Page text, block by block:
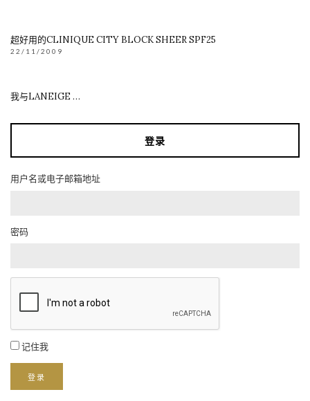
超好用的CLINIQUE CITY BLOCK SHEER SPF25
22/11/2009
我与LANEIGE …
登录
用户名或电子邮箱地址
密码
记住我
登录